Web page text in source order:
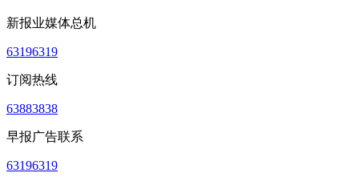
新报业媒体总机
63196319
订阅热线
63883838
早报广告联系
63196319